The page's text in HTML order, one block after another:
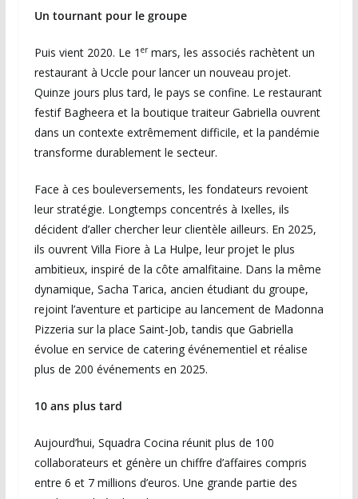
Un tournant pour le groupe
Puis vient 2020. Le 1 ermars, les associés rachètent un
restaurant à Uccle pour lancer un nouveau projet.
Quinze jours plus tard, le pays se confine. Le restaurant
festif Bagheera et la boutique traiteur Gabriella ouvrent
dans un contexte extrêmement difficile, et la pandémie
transforme durablement le secteur.
Face à ces bouleversements, les fondateurs revoient
leur stratégie. Longtemps concentrés à Ixelles, ils
décident d’aller chercher leur clientèle ailleurs. En 2025,
ils ouvrent Villa Fiore à La Hulpe, leur projet le plus
ambitieux, inspiré de la côte amalfitaine. Dans la même
dynamique, Sacha Tarica, ancien étudiant du groupe,
rejoint l’aventure et participe au lancement de Madonna
Pizzeria sur la place Saint-Job, tandis que Gabriella
évolue en service de catering événementiel et réalise
plus de 200 événements en 2025.
10 ans plus tard
Aujourd’hui, Squadra Cocina réunit plus de 100
collaborateurs et génère un chiffre d’affaires compris
entre 6 et 7 millions d’euros. Une grande partie des